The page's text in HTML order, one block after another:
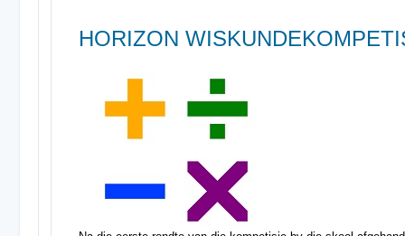
HORIZON